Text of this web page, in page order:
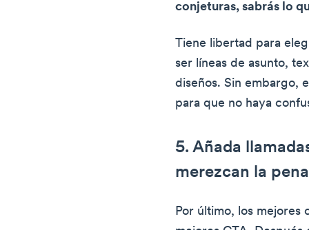
conjeturas, sabrás lo
Tiene libertad para
ser líneas de asunto,
diseños. Sin embargo,
para que no haya
5. Añada
merezcan la
Por último, los mejores